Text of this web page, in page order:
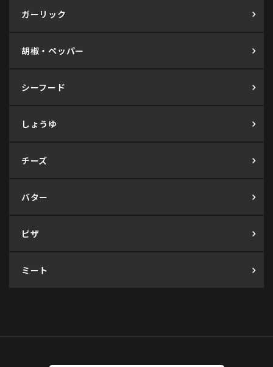
ガーリック
胡椒・ペッパー
シーフード
しょうゆ
チーズ
バター
ピザ
ミート